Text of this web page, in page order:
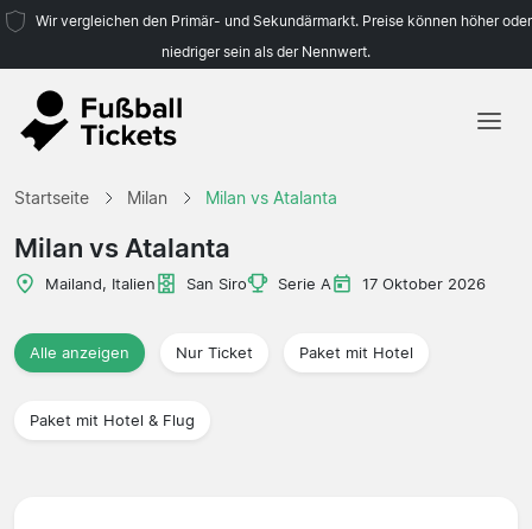
Wir vergleichen den Primär- und Sekundärmarkt. Preise können höher oder
niedriger sein als der Nennwert.
Startseite Milan Milan vs Atalanta
Milan vs Atalanta
Mailand, Italien San Siro Serie A 17 Oktober 2026
Alle anzeigen Nur Ticket Paket mit Hotel
Paket mit Hotel & Flug